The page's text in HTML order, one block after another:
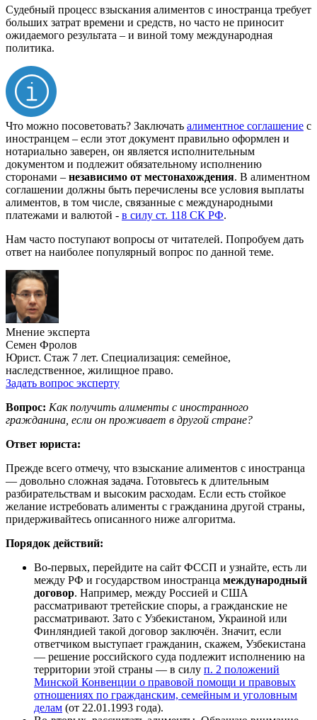
Судебный процесс взыскания алиментов с иностранца требует
больших затрат времени и средств, но часто не приносит
ожидаемого результата – и виной тому международная
политика.
Что можно посоветовать? Заключать алиментное соглашение с
иностранцем – если этот документ правильно оформлен и
нотариально заверен, он является исполнительным
документом и подлежит обязательному исполнению
сторонами – независимо от местонахождения. В алиментном
соглашении должны быть перечислены все условия выплаты
алиментов, в том числе, связанные с международными
платежами и валютой - в силу ст. 118 СК РФ.
Нам часто поступают вопросы от читателей. Попробуем дать
ответ на наиболее популярный вопрос по данной теме.
Мнение эксперта
Семен Фролов
Юрист. Стаж 7 лет. Специализация: семейное,
наследственное, жилищное право.
Задать вопрос эксперту
Вопрос: Как получить алименты с иностранного
гражданина, если он проживает в другой стране?
Ответ юриста:
Прежде всего отмечу, что взыскание алиментов с иностранца
— довольно сложная задача. Готовьтесь к длительным
разбирательствам и высоким расходам. Если есть стойкое
желание истребовать алименты с гражданина другой страны,
придерживайтесь описанного ниже алгоритма.
Порядок действий:
Во-первых, перейдите на сайт ФССП и узнайте, есть ли
между РФ и государством иностранца международный
договор. Например, между Россией и США
рассматривают третейские споры, а гражданские не
рассматривают. Зато с Узбекистаном, Украиной или
Финляндией такой договор заключён. Значит, если
ответчиком выступает гражданин, скажем, Узбекистана
— решение российского суда подлежит исполнению на
территории этой страны — в силу п. 2 положений
Минской Конвенции о правовой помощи и правовых
отношениях по гражданским, семейным и уголовным
делам (от 22.01.1993 года).